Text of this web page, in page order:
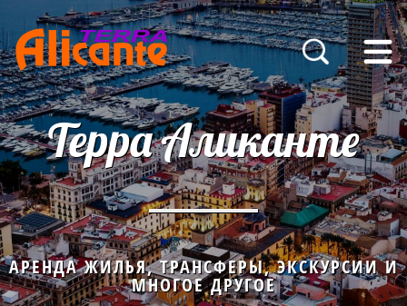
Терра Аликанте
АРЕНДА ЖИЛЬЯ, ТРАНСФЕРЫ, ЭКСКУРСИИ И
МНОГОЕ ДРУГОЕ